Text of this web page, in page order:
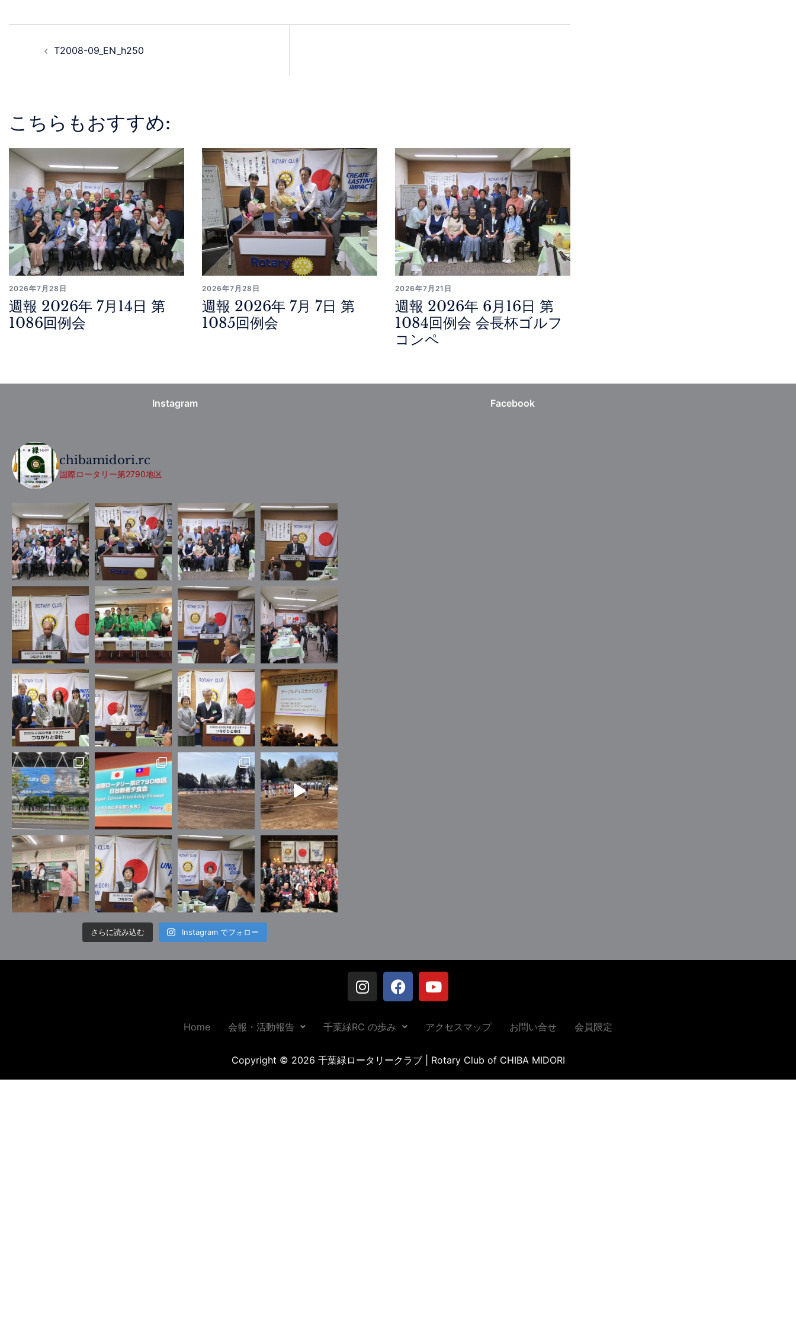
T2008-09_EN_h250
こちらもおすすめ:
2026年7月28日
週報 2026年 7月14日 第
1086回例会
2026年7月28日
週報 2026年 7月 7日 第
1085回例会
2026年7月21日
週報 2026年 6月16日 第
1084回例会 会長杯ゴルフ
コンペ
Instagram
chibamidori.rc
国際ロータリー第2790地区
さらに読み込む Instagram でフォロー
Facebook
Home 会報・活動報告 千葉緑RC の歩み アクセスマップ お問い合せ 会員限定
Copyright © 2026 千葉緑ロータリークラブ | Rotary Club of CHIBA MIDORI